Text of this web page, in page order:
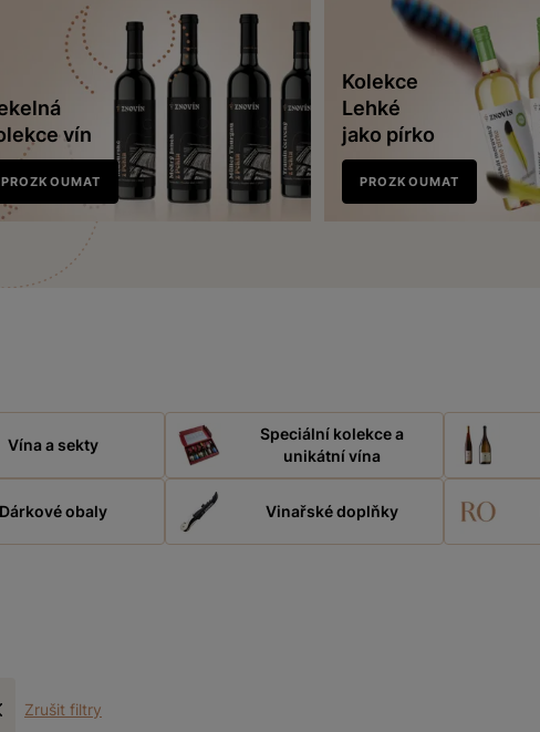
vín
PROZKOUMAT
Kolekce
Lehké
jako pírko
PROZKOUMAT
Vína a sekty
Speciální kolekce a
unikátní vína
Dárkové obaly Vinařské doplňky
Zrušit filtry